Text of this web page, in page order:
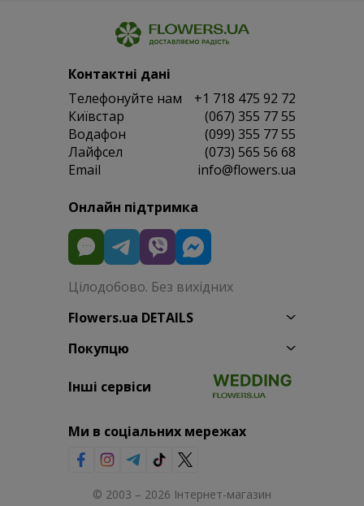
Контактні дані
Телефонуйте нам
+1 718 475 92 72
Київстар
(067) 355 77 55
Водафон
(099) 355 77 55
Лайфсел
(073) 565 56 68
Email
info@flowers.ua
Онлайн підтримка
Цілодобово. Без вихідних
Flowers.ua DETAILS
Покупцю
Інші сервіси
Ми в соціальних мережах
© 2003 – 2026 Інтернет-магазин